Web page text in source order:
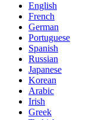
English
French
German
Portuguese
Spanish
Russian
Japanese
Korean
Arabic
Irish
Greek